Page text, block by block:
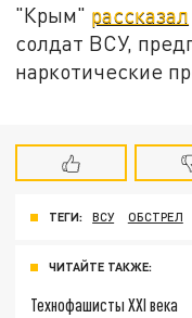
"Крым" рассказал
солдат ВСУ,
наркотические
ТЕГИ: ВСУ ОБСТРЕЛ
ЧИТАЙТЕ ТАКЖЕ:
Технофашисты XXI века